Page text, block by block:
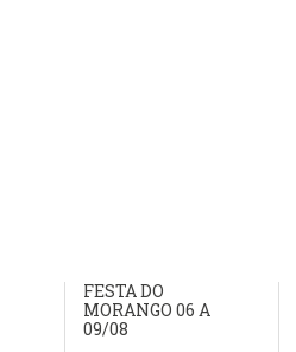
FESTA DO
MORANGO 06 A
09/08